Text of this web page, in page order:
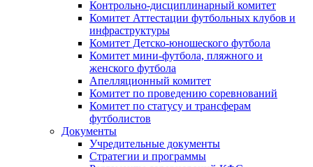
Контрольно-дисциплинарный комитет
Комитет Аттестации футбольных клубов и
инфраструктуры
Комитет Детско-юношеского футбола
Комитет мини-футбола, пляжного и
женского футбола
Апелляционный комитет
Комитет по проведению соревнований
Комитет по статусу и трансферам
футболистов
Документы
Учредительные документы
Стратегии и программы